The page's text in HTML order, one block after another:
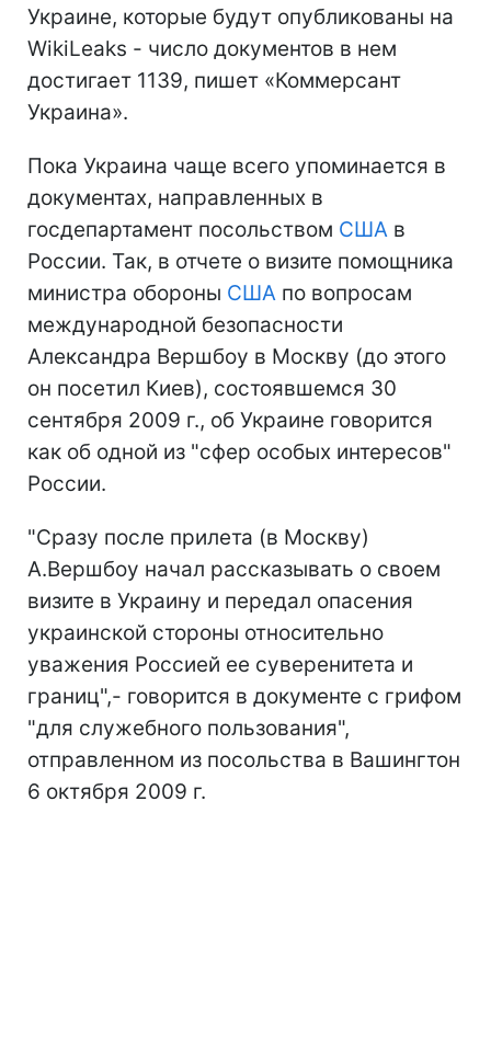
Украине, которые будут опубликованы на
WikiLeaks - число документов в нем
достигает 1139, пишет «Коммерсант
Украина».
Пока Украина чаще всего упоминается в
документах, направленных в
госдепартамент посольством США в
России. Так, в отчете о визите помощника
министра обороны США по вопросам
международной безопасности
Александра Вершбоу в Москву (до этого
он посетил Киев), состоявшемся 30
сентября 2009 г., об Украине говорится
как об одной из "сфер особых интересов"
России.
"Сразу после прилета (в Москву)
А.Вершбоу начал рассказывать о своем
визите в Украину и передал опасения
украинской стороны относительно
уважения Россией ее суверенитета и
границ",- говорится в документе с грифом
"для служебного пользования",
отправленном из посольства в Вашингтон
6 октября 2009 г.